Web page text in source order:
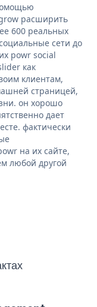
расширить
600 реальных
сети до
powr social
как
клиентам,
страницей,
он хорошо
дает
фактически
на их сайте,
любой другой